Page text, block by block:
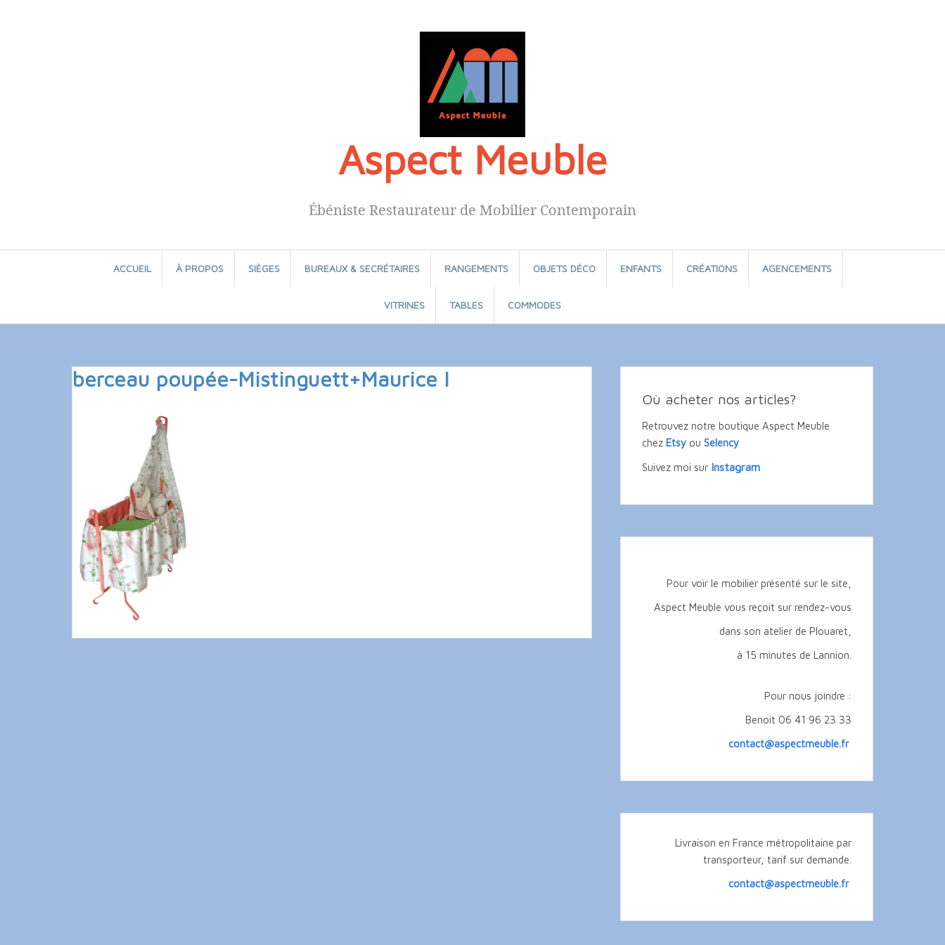
Aspect Meuble
Ébéniste Restaurateur de Mobilier Contemporain
ACCUEIL À PROPOS SIÈGES BUREAUX & SECRÉTAIRES RANGEMENTS OBJETS DÉCO ENFANTS CRÉATIONS AGENCEMENTS
VITRINES TABLES COMMODES
berceau poupée-Mistinguett+Maurice I
Où acheter nos articles?
Retrouvez notre boutique Aspect Meuble
chez Etsy ou Selency
Suivez moi sur Instagram
Pour voir le mobilier présenté sur le site,
Aspect Meuble vous reçoit sur rendez-vous
dans son atelier de Plouaret,
à 15 minutes de Lannion.
Pour nous joindre :
Benoit 06 41 96 23 33
contact@aspectmeuble.fr
Livraison en France métropolitaine par
transporteur, tarif sur demande.
contact@aspectmeuble.fr